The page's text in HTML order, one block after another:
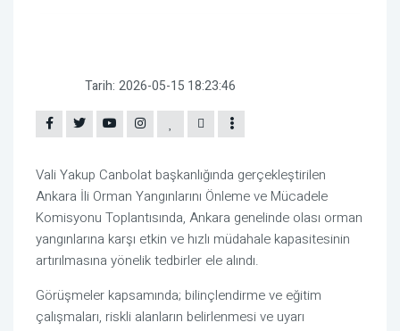
Tarih: 2026-05-15 18:23:46
Vali Yakup Canbolat başkanlığında gerçekleştirilen
Ankara İli Orman Yangınlarını Önleme ve Mücadele
Komisyonu Toplantısında, Ankara genelinde olası orman
yangınlarına karşı etkin ve hızlı müdahale kapasitesinin
artırılmasına yönelik tedbirler ele alındı.
Görüşmeler kapsamında; bilinçlendirme ve eğitim
çalışmaları, riskli alanların belirlenmesi ve uyarı